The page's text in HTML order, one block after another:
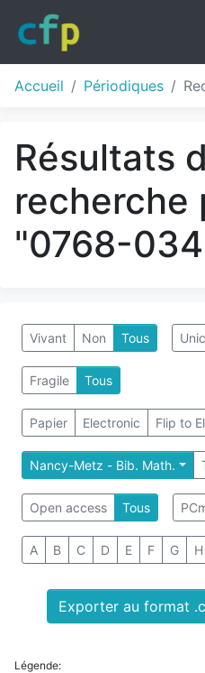
Accueil Périodiques
Résultats
recherche
"0768-
Vivant Non Tous
Fragile Tous
Papier Electronic Flip to
Nancy-Metz - Bib. Math.
Open access Tous
A B C D E F G H
Exporter au format
Légende: